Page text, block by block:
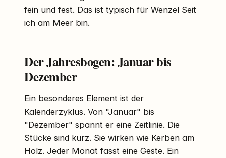
fein und fest. Das ist typisch für Wenzel Seit
ich am Meer bin.
Der Jahresbogen: Januar bis
Dezember
Ein besonderes Element ist der
Kalenderzyklus. Von "Januar" bis
"Dezember" spannt er eine Zeitlinie. Die
Stücke sind kurz. Sie wirken wie Kerben am
Holz. Jeder Monat fasst eine Geste. Ein